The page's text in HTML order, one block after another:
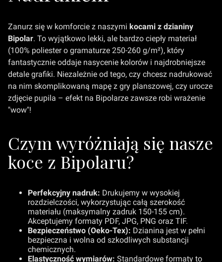
Zanurz się w komforcie z naszymi kocami z dzianiny
Bipolar. To wyjątkowo lekki, ale bardzo ciepły materiał
(100% poliester o gramaturze 250-260 g/m²), który
fantastycznie oddaje nasycenie kolorów i najdrobniejsze
detale grafiki. Niezależnie od tego, czy chcesz nadrukować
na nim skomplikowaną mapę z gry planszowej, czy urocze
zdjęcie pupila – efekt na Bipolarze zawsze robi wrażenie
"wow"!
Czym wyróżniają się nasze
koce z Bipolaru?
Perfekcyjny nadruk: Drukujemy w wysokiej
rozdzielczości, wykorzystując całą szerokość
materiału (maksymalny zadruk 150-155 cm).
Akceptujemy formaty PDF, JPG, PNG oraz TIF.
Bezpieczeństwo (Oeko-Tex): Dzianina jest w pełni
bezpieczna i wolna od szkodliwych substancji
chemicznych.
Elastyczność wymiarów: Standardowe formaty to